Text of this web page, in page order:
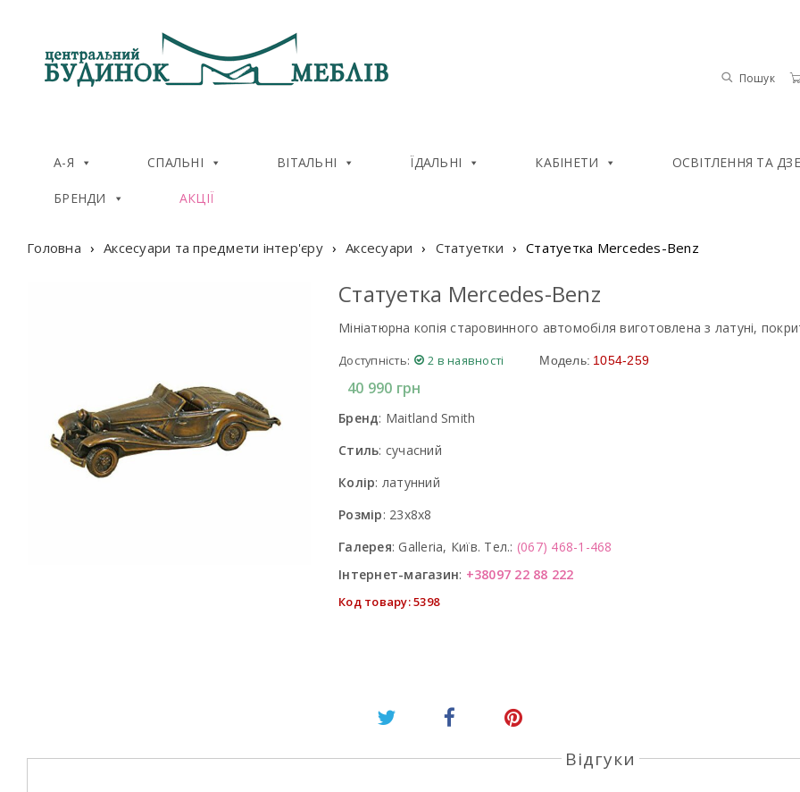
Пошук
А-Я СПАЛЬНІ ВІТАЛЬНІ ЇДАЛЬНІ КАБІНЕТИ ОСВІТЛЕННЯ ТА
БРЕНДИ АКЦІЇ
Головна › Аксесуари та предмети інтер'єру › Аксесуари › Статуетки › Статуетка Mercedes-Benz
Статуетка Mercedes-Benz
Мініатюрна копія старовинного автомобіля виготовлена з латуні,
Доступність: 2 в наявності Модель: 1054-259
40 990 грн
Бренд: Maitland Smith
Стиль: сучасний
Колір: латунний
Розмір: 23x8x8
Галерея: Galleria, Київ. Тел.: (067) 468-1-468
Інтернет-магазин: +38097 22 88 222
Код товару: 5398
Відгуки